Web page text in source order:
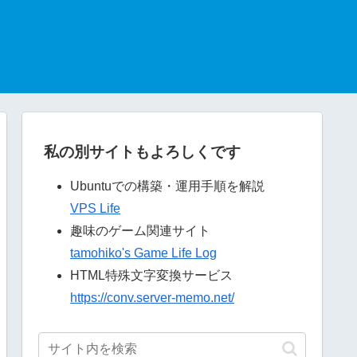
私の別サイトもよろしくです
Ubuntuでの構築・運用手順を解説
VPS Life
趣味のゲーム関連サイト
tamohiko's Game Life Log
HTML特殊文字変換サービス
https://conv.server-memo.net/